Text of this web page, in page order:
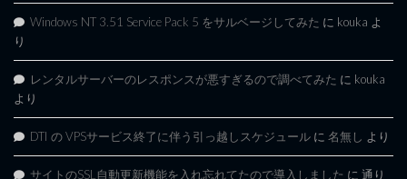
Windows NT 3.51 Service Pack 5 をサルベージしてみた に kouka よ
り
レンタルサーバーのレスポンスが悪すぎるので調べてみた に kouka
より
DTI の VPSサービス終了に伴う引っ越しスケジュール に 名無し より
サイトのSSL自動更新機能を入れ忘れてたので導入しました に 通り